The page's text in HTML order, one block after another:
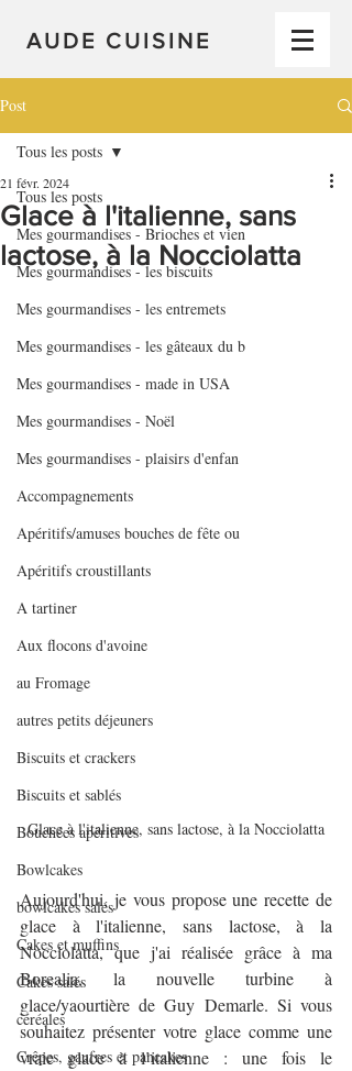
AUDE CUISINE
Post
Tous les posts
Mes gourmandises - Brioches et vien
Mes gourmandises - les biscuits
Mes gourmandises - les entremets
Mes gourmandises - les gâteaux du b
Mes gourmandises - made in USA
Mes gourmandises - Noël
Mes gourmandises - plaisirs d'enfan
Accompagnements
Apéritifs/amuses bouches de fête ou
Apéritifs croustillants
A tartiner
Aux flocons d'avoine
au Fromage
autres petits déjeuners
Biscuits et crackers
Biscuits et sablés
Bouchées apéritives
Bowlcakes
bowlcakes salés
Cakes et muffins
Cakes salés
céréales
Crêpes, gaufres et pancakes
Tous les posts
Glace à l'italienne, sans
lactose, à la Nocciolatta
21 févr. 2024
Glace à l'italienne, sans lactose, à la Nocciolatta
Aujourd'hui, je vous propose une recette de
glace à l'italienne, sans lactose, à la
Nocciolatta, que j'ai réalisée grâce à ma
Borealia, la nouvelle turbine à
glace/yaourtière de Guy Demarle. Si vous
souhaitez présenter votre glace comme une
vraie glace à l’italienne : une fois le